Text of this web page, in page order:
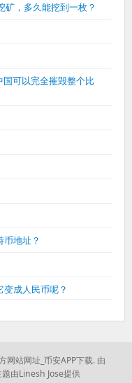
矿，多久能挖到一枚？
可以完全摧毁整个比
地址？
成人民币呢？
站网址_币安APP下载. 由
题由Linesh Jose提供